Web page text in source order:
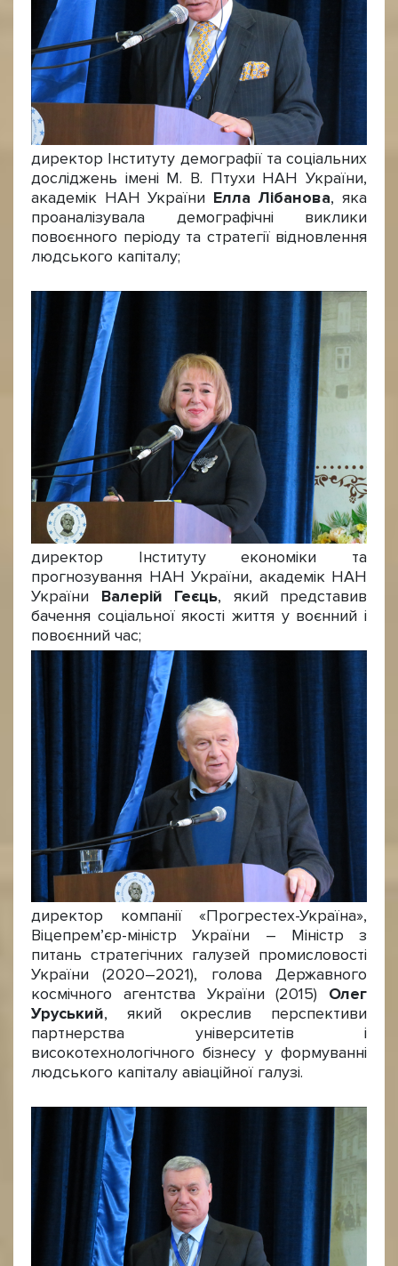
директор Інституту демографії та соціальних
досліджень імені М. В. Птухи НАН України,
академік НАН України Елла Лібанова, яка
проаналізувала демографічні виклики
повоєнного періоду та стратегії відновлення
людського капіталу;
директор Інституту економіки та
прогнозування НАН України, академік НАН
України Валерій Геєць, який представив
бачення соціальної якості життя у воєнний і
повоєнний час;
директор компанії «Прогрестех-Україна»,
Віцепрем’єр-міністр України – Міністр з
питань стратегічних галузей промисловості
України (2020–2021), голова Державного
космічного агентства України (2015) Олег
Уруський, який окреслив перспективи
партнерства університетів і
високотехнологічного бізнесу у формуванні
людського капіталу авіаційної галузі.